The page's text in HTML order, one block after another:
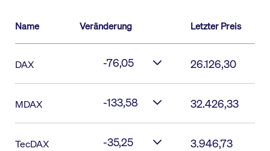
Name Veränderung Letzter Preis
DAX -76,05 26.126,30
MDAX -133,58 32.426,33
TecDAX -35,25 3.946,73